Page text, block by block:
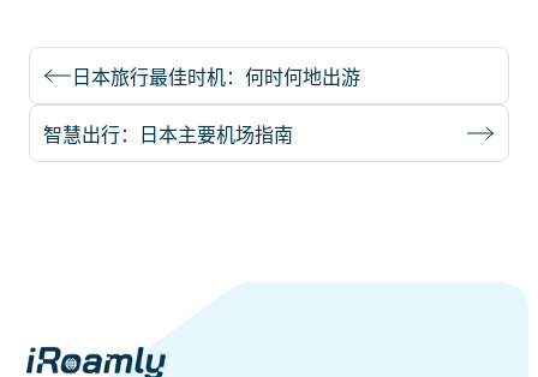
日本旅行最佳时机：何时何地出游
智慧出行：日本主要机场指南